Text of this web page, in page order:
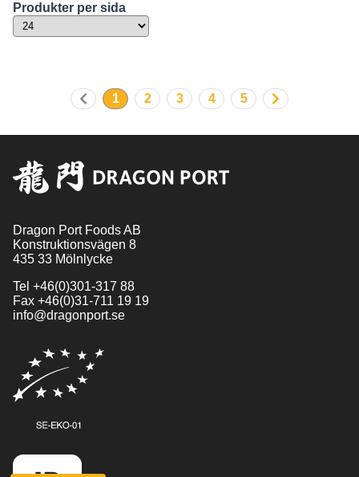
Produkter per sida
1 2 3 4 5
Dragon Port Foods AB
Konstruktionsvägen 8
435 33 Mölnlycke
Tel +46(0)301-317 88
Fax +46(0)31-711 19 19
info@dragonport.se